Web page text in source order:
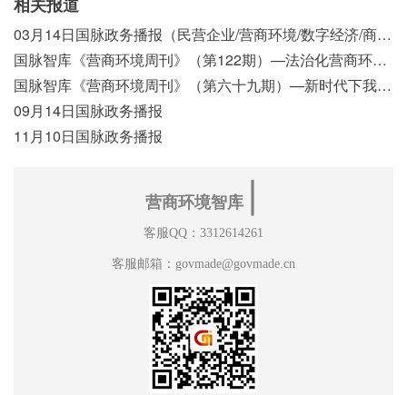
03月14日国脉政务播报（民营企业/营商环境/数字经济/商事制度改革）
国脉智库《营商环境周刊》（第122期）—法治化营商环境视域下我国行政执法公示制度浅析
国脉智库《营商环境周刊》（第六十九期）—新时代下我国营商环境标准体系构建初探
09月14日国脉政务播报
11月10日国脉政务播报
营商环境智库
客服QQ：3312614261
客服邮箱：govmade@govmade.cn